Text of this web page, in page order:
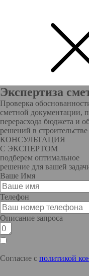
Экспертиза
Проверка
сметной документации,
перерасхода бюджета и
решений в строительстве
КОНСУЛЬТАЦИЯ
С ЭКСПЕРТОМ
подберем оптимальное
решение для вашей
Ваше Имя
Телефон
Описание запроса
Согласие с политикой